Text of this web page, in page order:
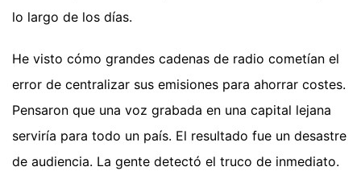
lo largo de los días.
He visto cómo grandes cadenas de radio cometían el
error de centralizar sus emisiones para ahorrar costes.
Pensaron que una voz grabada en una capital lejana
serviría para todo un país. El resultado fue un desastre
de audiencia. La gente detectó el truco de inmediato.